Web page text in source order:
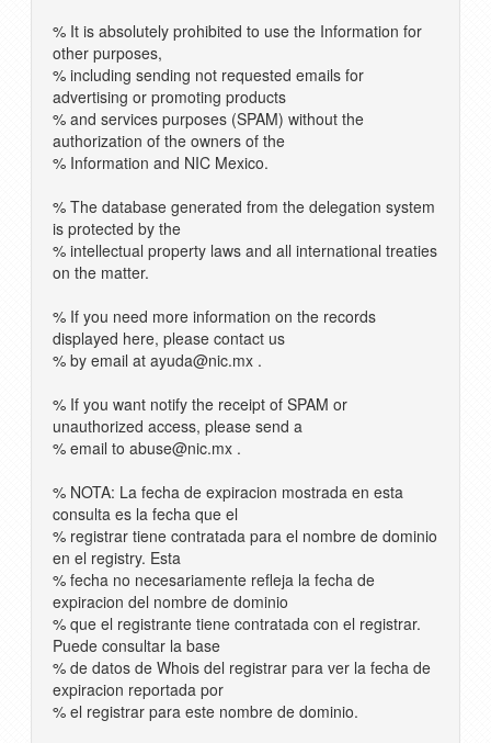
% It is absolutely prohibited to use the Information for
other purposes,
% including sending not requested emails for
advertising or promoting products
% and services purposes (SPAM) without the
authorization of the owners of the
% Information and NIC Mexico.
% The database generated from the delegation system
is protected by the
% intellectual property laws and all international treaties
on the matter.
% If you need more information on the records
displayed here, please contact us
% by email at ayuda@nic.mx .
% If you want notify the receipt of SPAM or
unauthorized access, please send a
% email to abuse@nic.mx .
% NOTA: La fecha de expiracion mostrada en esta
consulta es la fecha que el
% registrar tiene contratada para el nombre de dominio
en el registry. Esta
% fecha no necesariamente refleja la fecha de
expiracion del nombre de dominio
% que el registrante tiene contratada con el registrar.
Puede consultar la base
% de datos de Whois del registrar para ver la fecha de
expiracion reportada por
% el registrar para este nombre de dominio.